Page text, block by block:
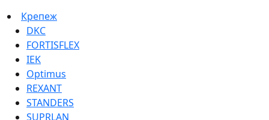
Крепеж
DKC
FORTISFLEX
IEK
Optimus
REXANT
STANDERS
SUPRLAN